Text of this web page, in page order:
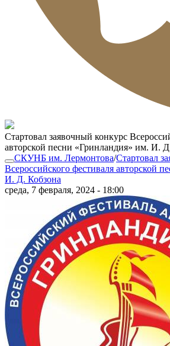
Стартовал заявочный конкурс
авторской песни «Гринландия» им. И.
СКУНБ им. Лермонтова/Стартовал
Всероссийского фестиваля авторской
И. Д. Кобзона
среда, 7 февраля, 2024 - 18:00